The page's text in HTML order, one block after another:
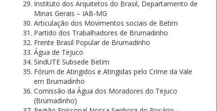
Instituto dos Arquitetos do Brasil, Departamento de
Minas Gerais – IAB-MG
Articulação dos Movimentos sociais de Betim
Partido dos Trabalhadores de Brumadinho
Frente Brasil Popular de Brumadinho
Água de Tejuco
SindUTE Subsede Betim
Fórum de Atingidos e Atingidas pelo Crime da Vale
em Brumadinho
Comissão da Água dos Moradores do Tejuco
(Brumadinho)